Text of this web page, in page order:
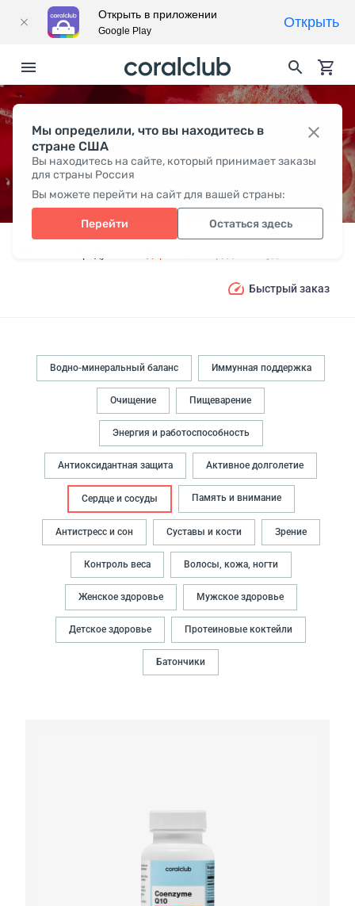
Мы определили, что вы находитесь в
стране США
Вы находитесь на сайте, который принимает заказы
для страны Россия
Вы можете перейти на сайт для вашей страны:
Перейти Остаться здесь
ЗДОРОВАЯ РАБОТА СЕРДЕЧНО-СОСУДИСТОЙ
Быстрый заказ
Водно-минеральный баланс Иммунная поддержка
Очищение Пищеварение
Энергия и работоспособность
Антиоксидантная защита Активное долголетие
Сердце и сосуды Память и внимание
Антистресс и сон Суставы и кости Зрение
Контроль веса Волосы, кожа, ногти
Женское здоровье Мужское здоровье
Детское здоровье Протеиновые коктейли
Батончики
Открыть в приложении
Google Play
Открыть